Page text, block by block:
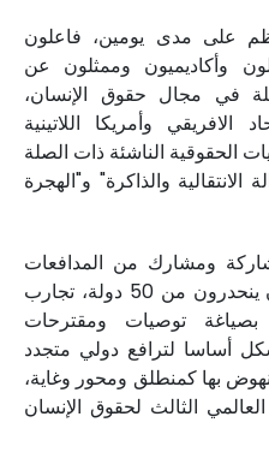
على مدى يومين، فاعلون
وأكاديميون وممثلون عن
في مجال حقوق الإنسان،
الافريقي وأمريكا اللاتينية
الحقوقية الناشئة ذات الصلة
الانتقالية والذاكرة" و"الهجرة
أكثر من 300 مشاركة ومشارك من المدافعات
والمدافعين عن حقوق الإنسان ينحدرون من 50 دولة، تجارب
توصيات ومقترحات
أساسا لترافع دولي متجدد
بها كمنطلق ومحور وغاية،
الثالث لحقوق الإنسان